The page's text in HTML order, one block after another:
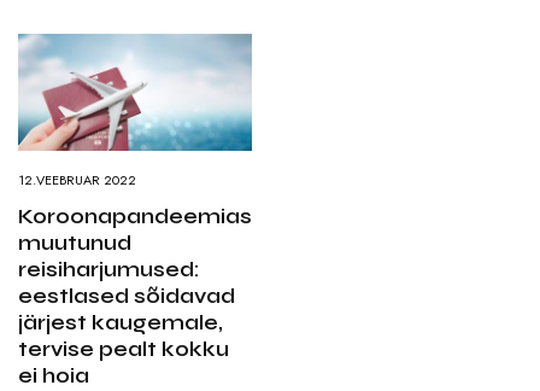
12.VEEBRUAR 2022
Koroonapandeemias
muutunud
reisiharjumused:
eestlased sõidavad
järjest kaugemale,
tervise pealt kokku
ei hoia